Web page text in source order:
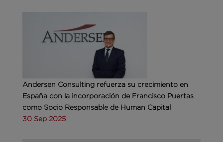
Andersen Consulting refuerza su crecimiento en
España con la incorporación de Francisco Puertas
como Socio Responsable de Human Capital
30 Sep 2025